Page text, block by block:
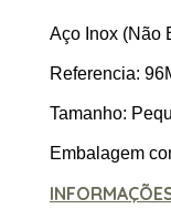
Aço Inox (Não
Referencia:
Tamanho:
Embalagem